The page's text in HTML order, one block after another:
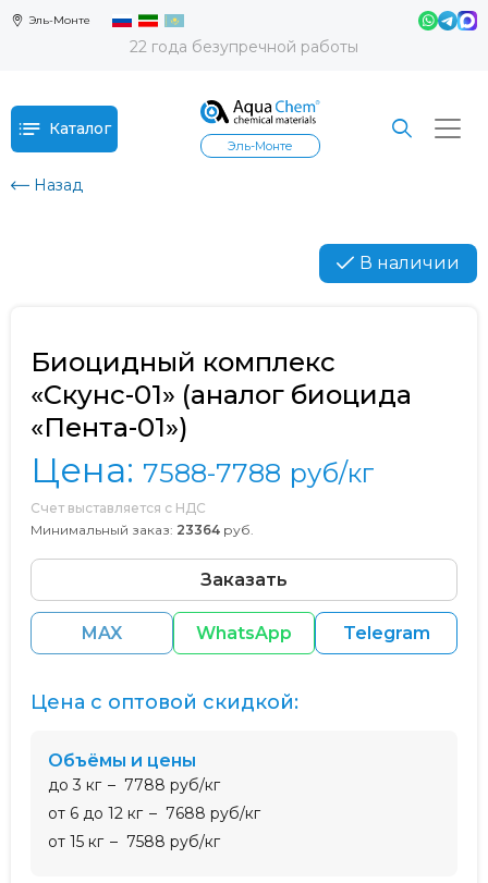
Эль-Монте
22 года безупречной работы
Каталог
Эль-Монте
Назад
В наличии
Биоцидный комплекс
«Скунс-01» (аналог биоцида
«Пента-01»)
Цена: 7588-7788 руб/кг
Счет выставляется с НДС
Минимальный заказ: 23364 руб.
Заказать
MAX WhatsApp Telegram
Цена с оптовой скидкой:
Объёмы и цены
до 3 кг
7788 руб/кг
от 6 до 12 кг
7688 руб/кг
от 15 кг
7588 руб/кг